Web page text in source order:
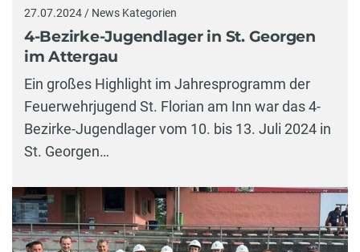
27.07.2024 / News Kategorien
4-Bezirke-Jugendlager in St. Georgen
im Attergau
Ein großes Highlight im Jahresprogramm der
Feuerwehrjugend St. Florian am Inn war das 4-
Bezirke-Jugendlager vom 10. bis 13. Juli 2024 in
St. Georgen…